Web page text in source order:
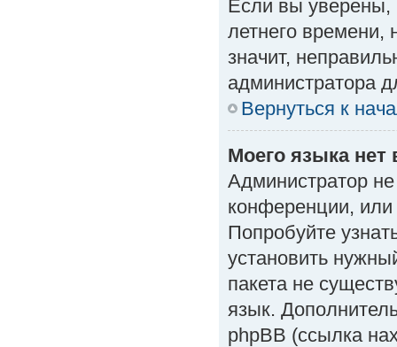
Если вы уверены,
летнего времени,
значит,
администратора
Вернуться к
Моего языка нет
Администратор
конференции,
Попробуйте
установить
пакета не
язык.
phpBB (ссылка